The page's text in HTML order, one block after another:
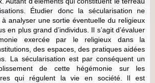
Étudier donc la sécularisation ne
analyser une sortie éventuelle du religieux
en plus grand d’individus. Il s’agit d’évaluer
exercée par le religieux dans la
des espaces, des pratiques aidées
La sécularisation est par conséquent un
de cette hégémonie sur les
qui régulent la vie en société. Il est